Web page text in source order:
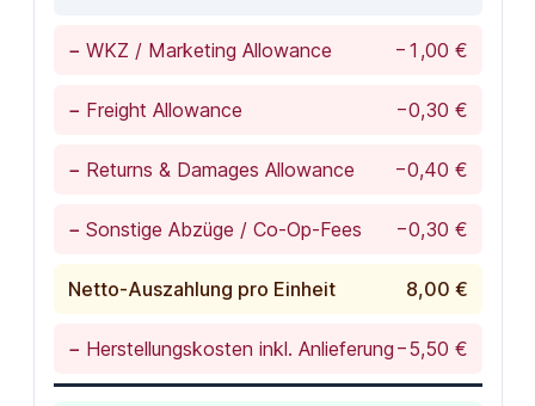
− WKZ / Marketing Allowance −1,00 €
− Freight Allowance −0,30 €
− Returns & Damages Allowance −0,40 €
− Sonstige Abzüge / Co-Op-Fees −0,30 €
Netto-Auszahlung pro Einheit 8,00 €
− Herstellungskosten inkl. Anlieferung −5,50 €